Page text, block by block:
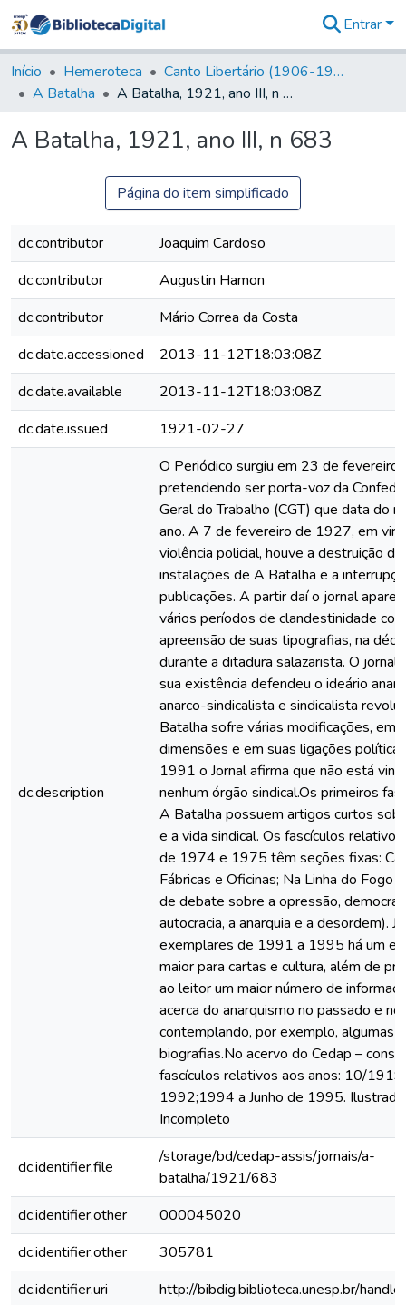
&
Coleções
Tudo na
Digital
Entrar
Início Hemeroteca
Canto Libertário (1906-1995)
A Batalha
A Batalha, 1921, ano III, n 683
A Batalha, 1921, ano III, n 683
Página do item simplificado
dc.contributor
Joaquim Cardoso
dc.contributor
Augustin Hamon
dc.contributor
Mário Correa da Costa
dc.date.accessioned
2013-11-12T18:03:08Z
dc.date.available
2013-11-12T18:03:08Z
dc.date.issued
1921-02-27
dc.description
O Periódico surgiu em 23 de
pretendendo ser porta-voz da
Geral do Trabalho (CGT) que data do
ano. A 7 de fevereiro de 1927, em
violência policial, houve a destruição
instalações de A Batalha e a
publicações. A partir daí o jornal
vários períodos de clandestinidade
apreensão de suas tipografias, na
durante a ditadura salazarista. O jornal
sua existência defendeu o ideário
anarco-sindicalista e sindicalista
Batalha sofre várias modificações, em
dimensões e em suas ligações
1991 o Jornal afirma que não está
nenhum órgão sindical.Os primeiros
A Batalha possuem artigos curtos
e a vida sindical. Os fascículos
de 1974 e 1975 têm seções fixas:
Fábricas e Oficinas; Na Linha do Fogo
de debate sobre a opressão,
autocracia, a anarquia e a desordem).
exemplares de 1991 a 1995 há um
maior para cartas e cultura, além de
ao leitor um maior número de
acerca do anarquismo no passado e
contemplando, por exemplo, algumas
biografias.No acervo do Cedap –
fascículos relativos aos anos: 10/
1992;1994 a Junho de 1995.
Incompleto
dc.identifier.file
/storage/bd/cedap-assis/jornais/a-
batalha/1921/683
dc.identifier.other
000045020
dc.identifier.other
305781
dc.identifier.uri
http://bibdig.biblioteca.unesp.br/